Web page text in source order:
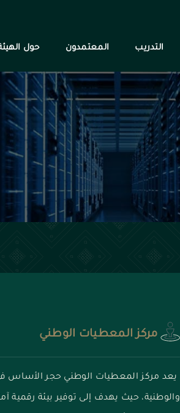
التدريب المعتمدون حول
مركز المعطيات الوطني
يعد مركز المعطيات الوطني حجر الأساس في
والوطنية، حيث يهدف إلى توفير بيئة رقمية